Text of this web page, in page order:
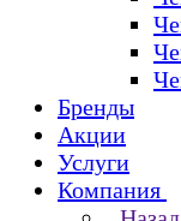
Бренды
Акции
Услуги
Компания